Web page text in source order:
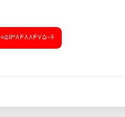
05138488475-6